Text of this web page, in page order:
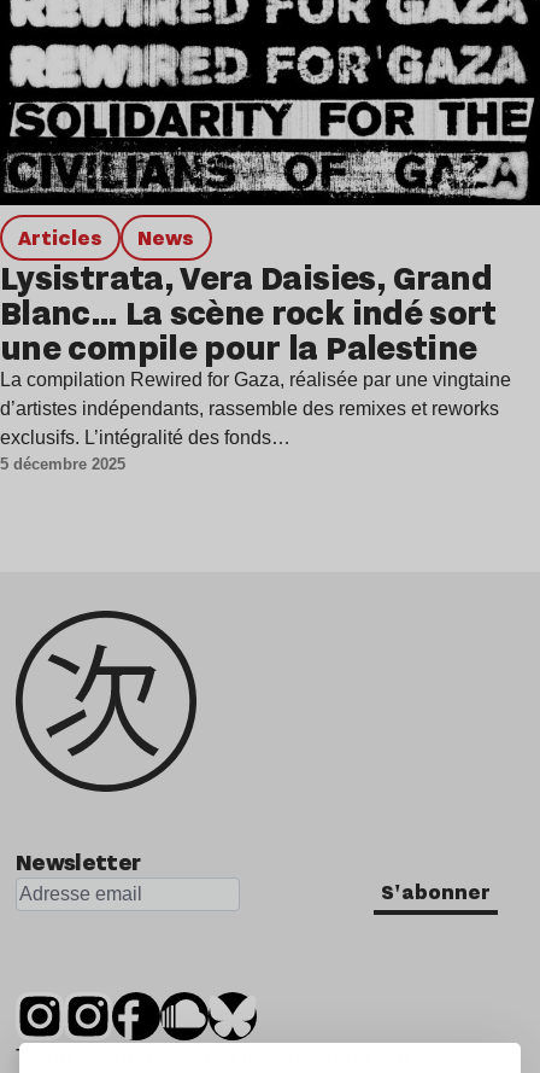
Articles news
Lysistrata, Vera Daisies, Grand
Blanc… La scène rock indé sort
une compile pour la Palestine
La compilation Rewired for Gaza, réalisée par une vingtaine
d’artistes indépendants, rassemble des remixes et reworks
exclusifs. L’intégralité des fonds…
5 décembre 2025
Newsletter
S'abonner
Tsugi est un mensuel indépendant sur la